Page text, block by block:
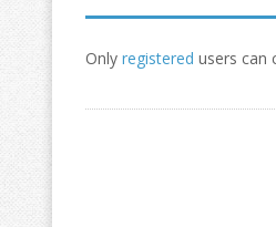
Only registered users can